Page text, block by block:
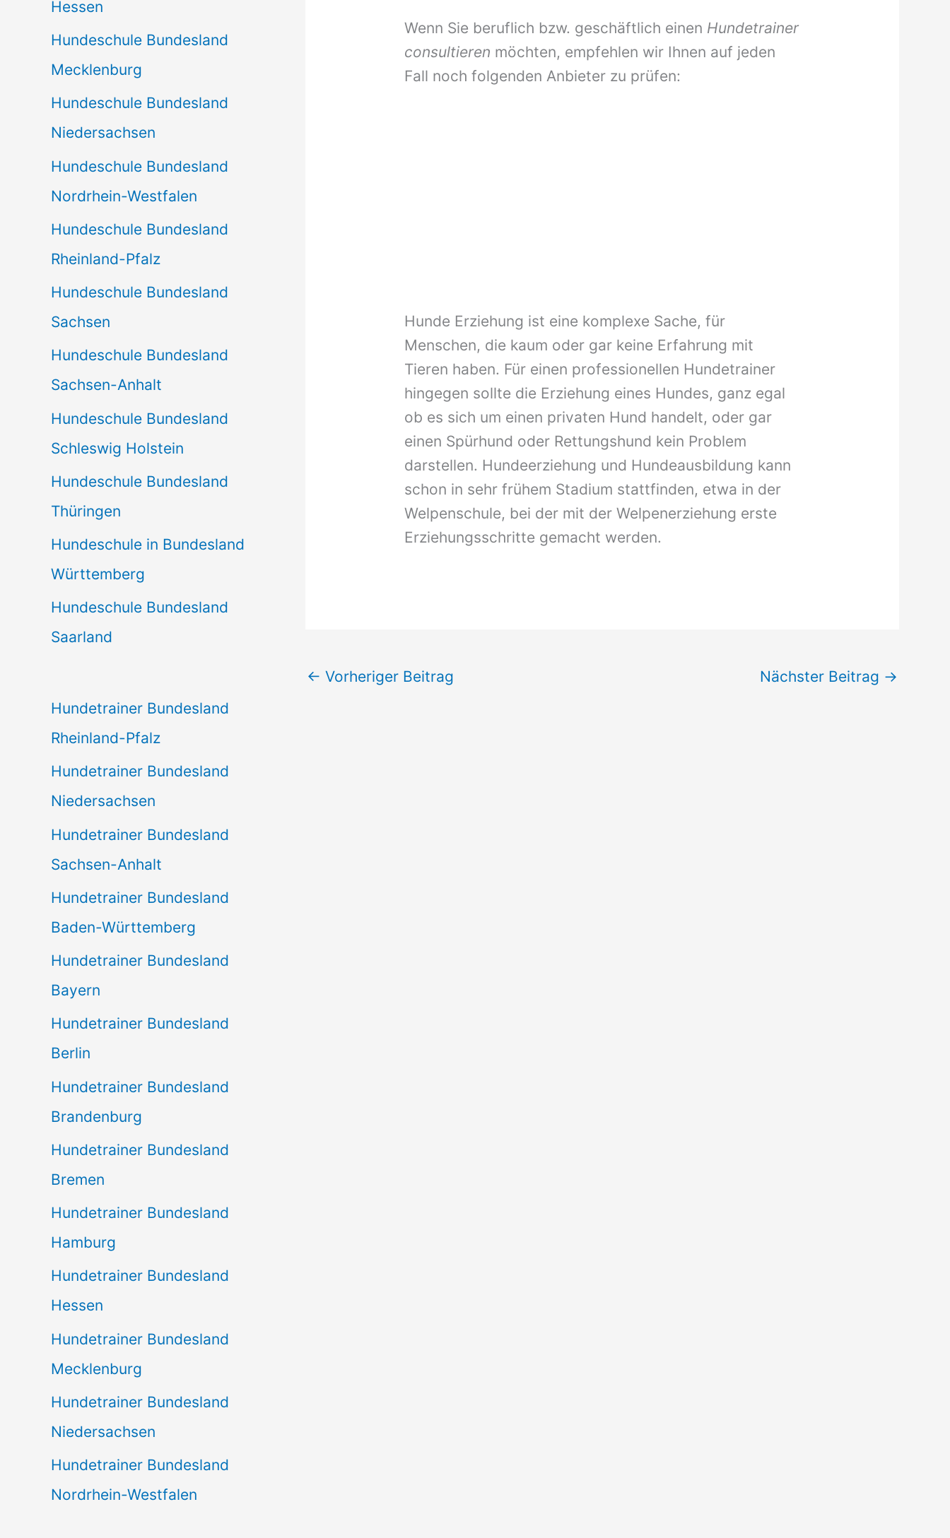
Hessen
Hundeschule Bundesland
Mecklenburg
Hundeschule Bundesland
Niedersachsen
Hundeschule Bundesland
Nordrhein-Westfalen
Hundeschule Bundesland
Rheinland-Pfalz
Hundeschule Bundesland
Sachsen
Hundeschule Bundesland
Sachsen-Anhalt
Hundeschule Bundesland
Schleswig Holstein
Hundeschule Bundesland
Thüringen
Hundeschule in Bundesland
Württemberg
Hundeschule Bundesland
Saarland
Hundetrainer Bundesland
Rheinland-Pfalz
Hundetrainer Bundesland
Niedersachsen
Hundetrainer Bundesland
Sachsen-Anhalt
Hundetrainer Bundesland
Baden-Württemberg
Hundetrainer Bundesland
Bayern
Hundetrainer Bundesland
Berlin
Hundetrainer Bundesland
Brandenburg
Hundetrainer Bundesland
Bremen
Hundetrainer Bundesland
Hamburg
Hundetrainer Bundesland
Hessen
Hundetrainer Bundesland
Mecklenburg
Hundetrainer Bundesland
Niedersachsen
Hundetrainer Bundesland
Nordrhein-Westfalen
Wenn Sie beruflich bzw. geschäftlich einen Hundetrainer
consultieren möchten, empfehlen wir Ihnen auf jeden
Fall noch folgenden Anbieter zu prüfen:
Hunde Erziehung ist eine komplexe Sache, für
Menschen, die kaum oder gar keine Erfahrung mit
Tieren haben. Für einen professionellen Hundetrainer
hingegen sollte die Erziehung eines Hundes, ganz egal
ob es sich um einen privaten Hund handelt, oder gar
einen Spürhund oder Rettungshund kein Problem
darstellen. Hundeerziehung und Hundeausbildung kann
schon in sehr frühem Stadium stattfinden, etwa in der
Welpenschule, bei der mit der Welpenerziehung erste
Erziehungsschritte gemacht werden.
← Vorheriger Beitrag Nächster Beitrag →